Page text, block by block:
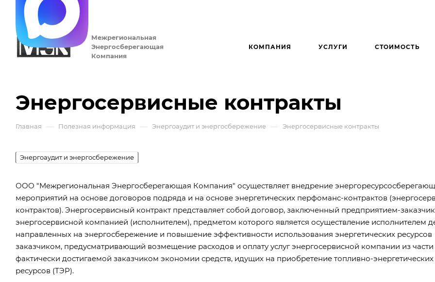
Межрегиональная
Энергосберегающая
Компания
КОМПАНИЯ УСЛУГИ СТОИМОСТЬ
Энергосервисные контракты
Главная — Полезная информация — Энергоаудит и энергосбережение — Энергосервисные контракты
Энергоаудит и энергосбережение
ООО "Межрегиональная Энергосберегающая Компания" осуществляет внедрение
мероприятий на основе договоров подряда и на основе энергетических перфоманс-контрактов
контрактов). Энергосервисный контракт представляет собой договор, заключенный предприятием-
энергосервисной компанией (исполнителем), предметом которого является осуществление исполнителем
направленных на энергосбережение и повышение эффективности использования энергетических ресурсов
заказчиком, предусматривающий возмещение расходов и оплату услуг энергосервисной компании из части
фактически достигаемой заказчиком экономии средств, идущих на приобретение топливно-энергетических
ресурсов (ТЭР).